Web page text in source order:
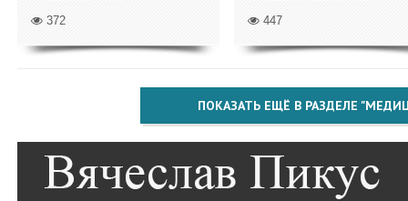
372 447
ПОКАЗАТЬ ЕЩЁ В РАЗДЕЛЕ